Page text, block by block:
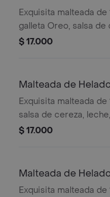
Exquisita malteada de
galleta Oreo, salsa de
leche, helado de
$ 17.000
Malteada de
Exquisita malteada de
salsa de cereza,
frutos rojos y crema
$ 17.000
Malteada de
Exquisita malteada de